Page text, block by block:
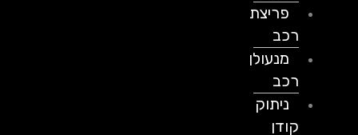
פריצת
מנעולן
ניתוק